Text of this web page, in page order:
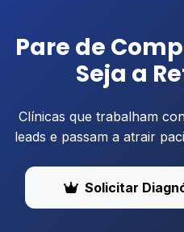
Pare de
Seja a
Clínicas que trabalham
leads e passam a atrair
Solicitar